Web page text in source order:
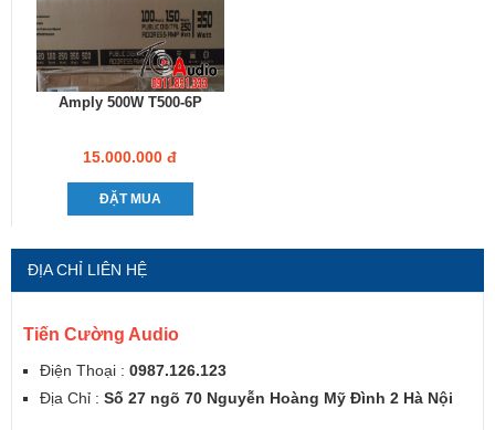
Amply 500W T500-6P
15.000.000 đ
ĐẶT MUA
ĐỊA CHỈ LIÊN HỆ
Tiến Cường Audio
Điện Thoại : 0987.126.123
Địa Chỉ : Số 27 ngõ 70 Nguyễn Hoàng Mỹ Đình 2 Hà Nội